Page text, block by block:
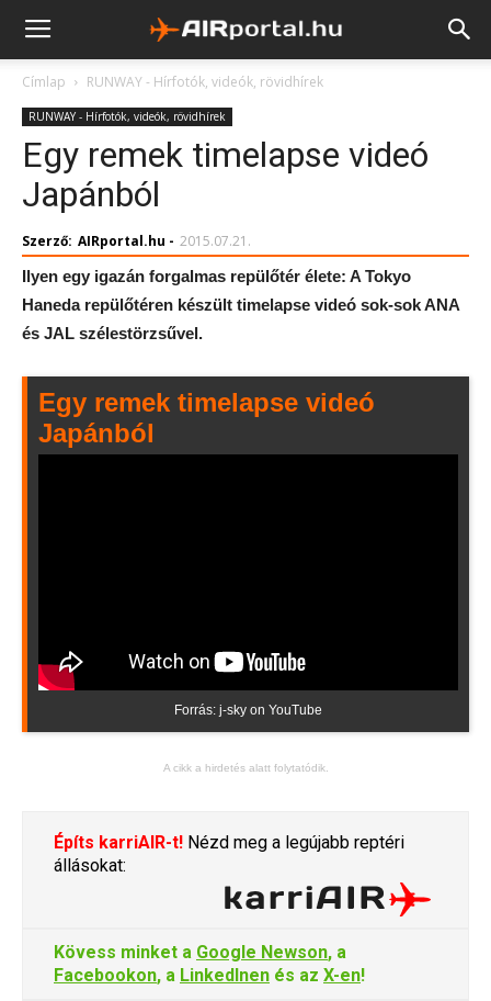
Címlap RUNWAY - Hírfotók, videók, rövidhírek
RUNWAY - Hírfotók, videók, rövidhírek
Egy remek timelapse videó
Japánból
Szerző: AIRportal.hu - 2015.07.21.
Ilyen egy igazán forgalmas repülőtér élete: A Tokyo
Haneda repülőtéren készült timelapse videó sok-sok ANA
és JAL szélestörzsűvel.
Egy remek timelapse videó
Japánból
Forrás: j-sky on YouTube
A cikk a hirdetés alatt folytatódik.
Építs karriAIR-t! Nézd meg a legújabb reptéri
állásokat:
Kövess minket a Google Newson, a
Facebookon, a LinkedInen és az X-en!